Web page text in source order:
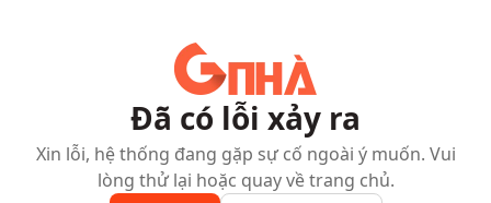
Đã có lỗi xảy ra
Xin lỗi, hệ thống đang gặp sự cố ngoài ý muốn. Vui
lòng thử lại hoặc quay về trang chủ.